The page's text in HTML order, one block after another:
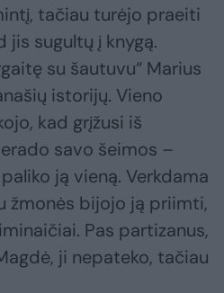
tačiau turėjo praeiti
sugultų į knygą.
su šautuvu“ Marius
istorijų. Vieno
kad grįžusi iš
savo šeimos –
ją vieną. Verkdama
žmonės bijojo ją priimti,
Pas partizanus,
ji nepateko, tačiau